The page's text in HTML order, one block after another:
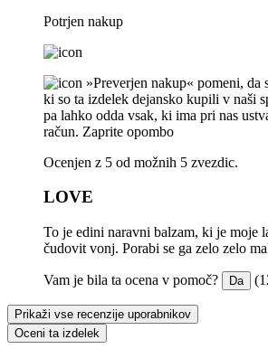
Potrjen nakup
»Preverjen nakup« pomeni, da
ki so ta izdelek dejansko kupili v naši
pa lahko odda vsak, ki ima pri nas
račun. Zaprite opombo
Ocenjen z 5 od možnih 5 zvezdic.
LOVE
To je edini naravni balzam, ki je moje
čudovit vonj. Porabi se ga zelo zelo
Vam je bila ta ocena v pomoč? Da
Prikaži vse recenzije uporabnikov
Oceni ta izdelek